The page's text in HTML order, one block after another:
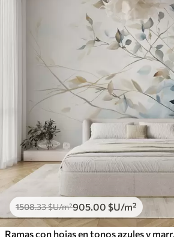
1508.33$U/m²905 .00 $U/m²